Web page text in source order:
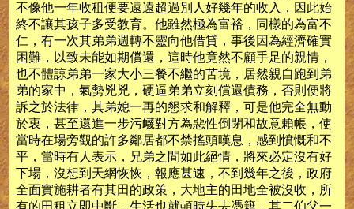
不像他一年收租便要遠遠超過別人好幾年的收入，因此始
終不讓其孩子多受教育。他雖然極為富裕，同樣的為富不
仁，有一次其弟弟週轉不靈向他借貸，事後因為經濟確實
困難，以致未能如期償還，這時他竟然不顧手足的親情，
也不體諒弟弟一家大小三餐不繼的苦境，居然親自跑到弟
弟的家中，氣勢兇兇，硬逼弟弟立刻償還債務，否則便將
訴之於法律，其弟媳一再的懇求和解釋，可是他完全無動
於衷，甚至還進一步污衊對方為惡性倒閉和故意賴帳，使
當時在場旁觀的許多鄰居都不禁搖頭嘆息，感到憤慨和不
平，當時有人表示，兄弟之間如此絕情，將來必定沒有好
下場，沒想到天網恢恢，報應甚速，不到幾年之後，政府
全面實施耕者有其田的政策，大地主的田地全被沒收，所